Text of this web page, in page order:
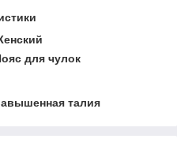
для чулок
талия